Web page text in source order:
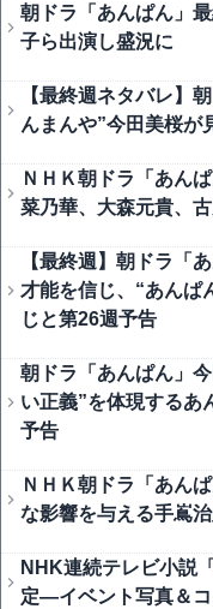
朝ドラ「あんぱん」
子ら出演し盛況に
【最終週ネタバレ】
んまんや”今田美桜が
ＮＨＫ朝ドラ「あん
菜乃華、大森元貴、
【最終週】朝ドラ「
才能を信じ、“あん
じと第26週予告
朝ドラ「あんぱん」
い正義”を体現する
予告
ＮＨＫ朝ドラ「あん
な影響を与える手嶌
NHK連続テレビ小説
定―イベント写真＆